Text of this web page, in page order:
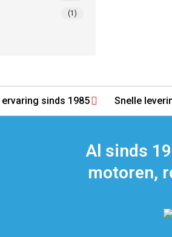
(1)
ervaring sinds 1985 Snelle
Al sinds
motoren,